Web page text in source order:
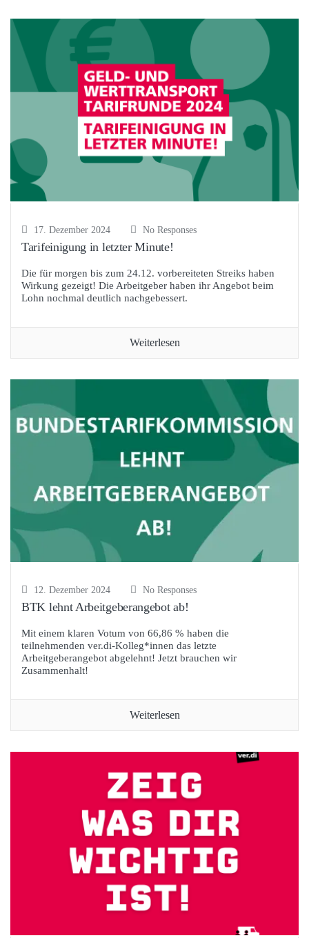
17. Dezember 2024 No Responses
Tarifeinigung in letzter Minute!
Die für morgen bis zum 24.12. vorbereiteten Streiks haben
Wirkung gezeigt! Die Arbeitgeber haben ihr Angebot beim
Lohn nochmal deutlich nachgebessert.
Weiterlesen
12. Dezember 2024 No Responses
BTK lehnt Arbeitgeberangebot ab!
Mit einem klaren Votum von 66,86 % haben die
teilnehmenden ver.di-Kolleg*innen das letzte
Arbeitgeberangebot abgelehnt! Jetzt brauchen wir
Zusammenhalt!
Weiterlesen